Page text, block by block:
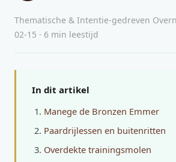
Thematische & Intentie-gedreven
02-15 · 6 min leestijd
In dit artikel
Manege de Bronzen Emmer
Paardrijlessen en buitenritten
Overdekte trainingsmolen